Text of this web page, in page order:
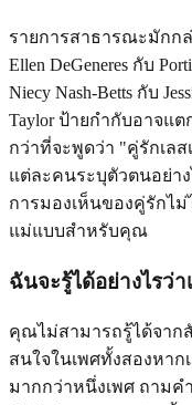
รายการสาธารณะมักกล่
Ellen DeGeneres กับ
Niecy Nash-Betts กับ
Taylor ป้ายกำกับอาจแ
กว่าที่จะพูดว่า "คู่รักเลส
แต่ละคนระบุตัวตนอย่าง
การมองเห็นของคู่รักไ
แม่แบบสำหรับคุณ
ฉันจะรู้ได้อย่างไรว่
คุณไม่สามารถรู้ได้จาก
สนใจในเพศทั้งสองหาก
มากกว่าหนึ่งเพศ ถาม